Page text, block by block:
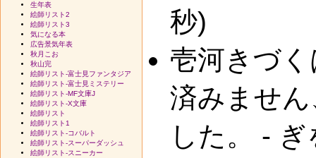
秒)
壱河きづ
済みませ
した。 -
生年表
絵師リスト2
絵師リスト3
気になる本
広告景気年表
秋月こお
秋山完
絵師リスト-富士見ファンタジア
絵師リスト-富士見ミステリー
絵師リスト-MF文庫J
絵師リスト-X文庫
絵師リスト
絵師リスト1
絵師リスト-コバルト
絵師リスト-スーパーダッシュ
絵師リスト-スニーカー